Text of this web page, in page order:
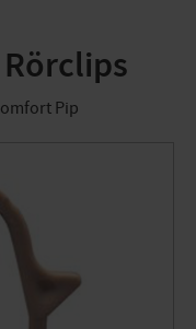
Pip